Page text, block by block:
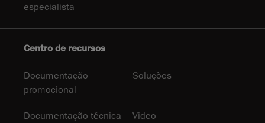
especialista
Centro de recursos
Documentação
promocional
Soluções
Documentação técnica Video